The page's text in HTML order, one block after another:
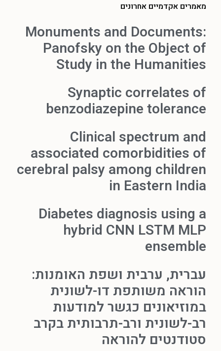
מאמרים אקדמיים אחרונים
Monuments and Documents:
Panofsky on the Object of
Study in the Humanities
Synaptic correlates of
benzodiazepine tolerance
Clinical spectrum and
associated comorbidities of
cerebral palsy among children
in Eastern India
Diabetes diagnosis using a
hybrid CNN LSTM MLP
ensemble
עברית, ערבית ושפת האומנות:
הוראה משותפת דו-לשונית
במוזיאונים כגשר למודעות
רב-לשונית ורב-תרבותית בקרב
סטודנטים להוראה